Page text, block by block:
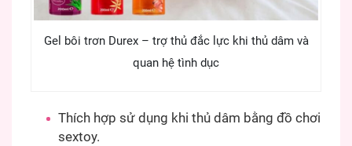
Gel bôi trơn Durex – trợ thủ đắc lực khi thủ dâm và
quan hệ tình dục
Thích hợp sử dụng khi thủ dâm bằng đồ chơi
sextoy.